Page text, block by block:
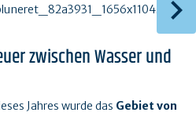
zwischen Wasser und
Jahres wurde das Gebiet von